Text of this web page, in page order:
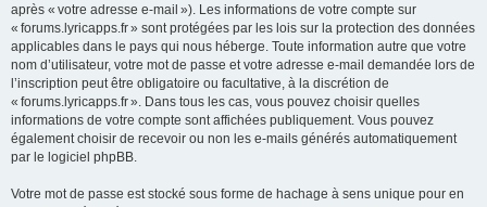
après « votre adresse e-mail »). Les informations de votre compte sur
« forums.lyricapps.fr » sont protégées par les lois sur la protection des données
applicables dans le pays qui nous héberge. Toute information autre que votre
nom d’utilisateur, votre mot de passe et votre adresse e-mail demandée lors de
l’inscription peut être obligatoire ou facultative, à la discrétion de
« forums.lyricapps.fr ». Dans tous les cas, vous pouvez choisir quelles
informations de votre compte sont affichées publiquement. Vous pouvez
également choisir de recevoir ou non les e-mails générés automatiquement
par le logiciel phpBB.
Votre mot de passe est stocké sous forme de hachage à sens unique pour en